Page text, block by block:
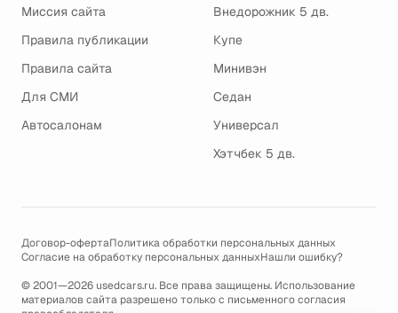
Миссия сайта
Правила публикации
Правила сайта
Для СМИ
Автосалонам
Внедорожник 5 дв.
Купе
Минивэн
Седан
Универсал
Хэтчбек 5 дв.
Договор-офертаПолитика обработки персональных данных
Согласие на обработку персональных данныхНашли ошибку?
© 2001—2026 usedcars.ru. Все права защищены. Использование
материалов сайта разрешено только с письменного согласия